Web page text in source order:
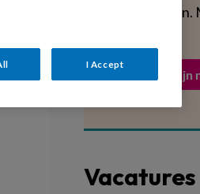
verplichtingen.
Activeer mijn
Vacatures
I Accept